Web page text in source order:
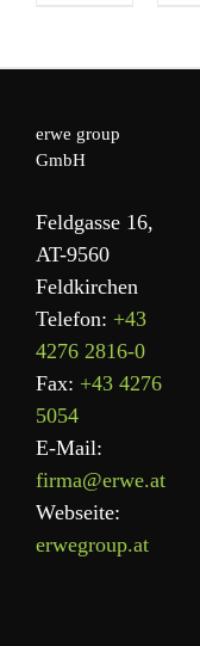
erwe group
GmbH
Feldgasse 16,
AT-9560
Feldkirchen
Telefon: +43
4276 2816-0
Fax: +43 4276
5054
E-Mail:
firma@erwe.at
Webseite:
erwegroup.at